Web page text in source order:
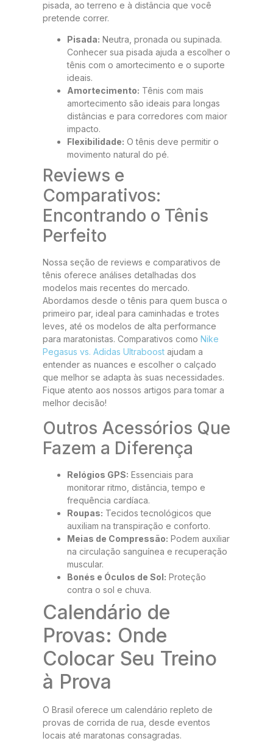
pisada, ao terreno e à distância que você
pretende correr.
Pisada: Neutra, pronada ou supinada.
Conhecer sua pisada ajuda a escolher o
tênis com o amortecimento e o suporte
ideais.
Amortecimento: Tênis com mais
amortecimento são ideais para longas
distâncias e para corredores com maior
impacto.
Flexibilidade: O tênis deve permitir o
movimento natural do pé.
Reviews e
Comparativos:
Encontrando o Tênis
Perfeito
Nossa seção de reviews e comparativos de
tênis oferece análises detalhadas dos
modelos mais recentes do mercado.
Abordamos desde o tênis para quem busca o
primeiro par, ideal para caminhadas e trotes
leves, até os modelos de alta performance
para maratonistas. Comparativos como Nike
Pegasus vs. Adidas Ultraboost ajudam a
entender as nuances e escolher o calçado
que melhor se adapta às suas necessidades.
Fique atento aos nossos artigos para tomar a
melhor decisão!
Outros Acessórios Que
Fazem a Diferença
Relógios GPS: Essenciais para
monitorar ritmo, distância, tempo e
frequência cardíaca.
Roupas: Tecidos tecnológicos que
auxiliam na transpiração e conforto.
Meias de Compressão: Podem auxiliar
na circulação sanguínea e recuperação
muscular.
Bonés e Óculos de Sol: Proteção
contra o sol e chuva.
Calendário de
Provas: Onde
Colocar Seu Treino
à Prova
O Brasil oferece um calendário repleto de
provas de corrida de rua, desde eventos
locais até maratonas consagradas.